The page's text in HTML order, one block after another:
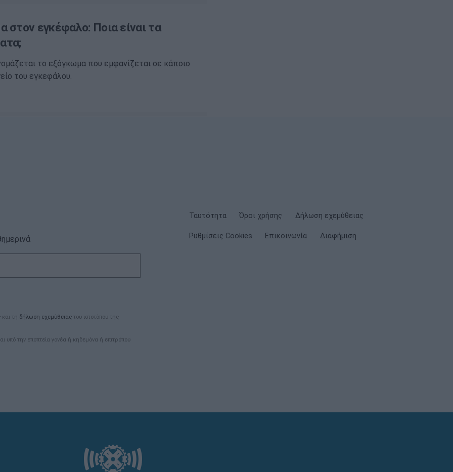
στον εγκέφαλο: Ποια είναι τα
το εξόγκωμα που εμφανίζεται σε κάποιο
του εγκεφάλου.
και τη δήλωση εχεμύθειας του ιστοτόπου της
υπό την εποπτεία γονέα ή κηδεμόνα ή επιτρόπου
Ταυτότητα Όροι χρήσης Δήλωση εχεμύθειας
Ρυθμίσεις Cookies Επικοινωνία Διαφήμιση